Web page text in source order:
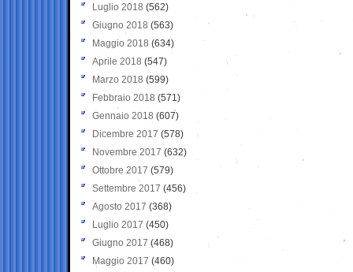
Luglio 2018 (562)
Giugno 2018 (563)
Maggio 2018 (634)
Aprile 2018 (547)
Marzo 2018 (599)
Febbraio 2018 (571)
Gennaio 2018 (607)
Dicembre 2017 (578)
Novembre 2017 (632)
Ottobre 2017 (579)
Settembre 2017 (456)
Agosto 2017 (368)
Luglio 2017 (450)
Giugno 2017 (468)
Maggio 2017 (460)